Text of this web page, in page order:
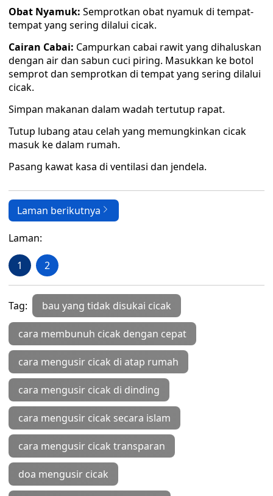
Obat Nyamuk: Semprotkan obat nyamuk di tempat-
tempat yang sering dilalui cicak.
Cairan Cabai: Campurkan cabai rawit yang dihaluskan
dengan air dan sabun cuci piring. Masukkan ke botol
semprot dan semprotkan di tempat yang sering dilalui
cicak.
Simpan makanan dalam wadah tertutup rapat.
Tutup lubang atau celah yang memungkinkan cicak
masuk ke dalam rumah.
Pasang kawat kasa di ventilasi dan jendela.
Laman berikutnya
Laman:
1 2
Tag: bau yang tidak disukai cicak
cara membunuh cicak dengan cepat
cara mengusir cicak di atap rumah
cara mengusir cicak di dinding
cara mengusir cicak secara islam
cara mengusir cicak transparan
doa mengusir cicak